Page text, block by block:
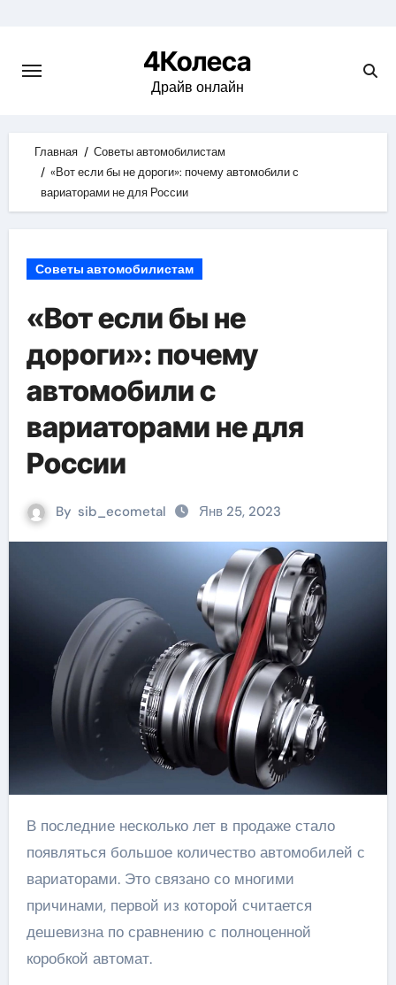
content
4Колеса
Драйв онлайн
Главная
Советы автомобилистам
«Вот если бы не дороги»: почему автомобили с
вариаторами не для России
Советы автомобилистам
«Вот если бы не
дороги»: почему
автомобили с
вариаторами не для
России
By sib_ecometal Янв 25, 2023
В последние несколько лет в продаже стало
появляться большое количество автомобилей с
вариаторами. Это связано со многими
причинами, первой из которой считается
дешевизна по сравнению с полноценной
коробкой автомат.